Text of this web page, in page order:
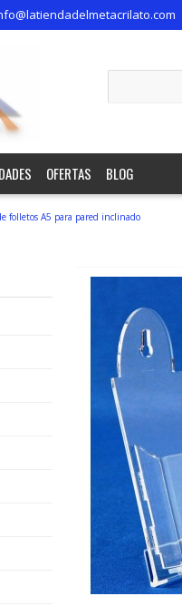
OFERTAS BLOG
folletos A5 para pared inclinado